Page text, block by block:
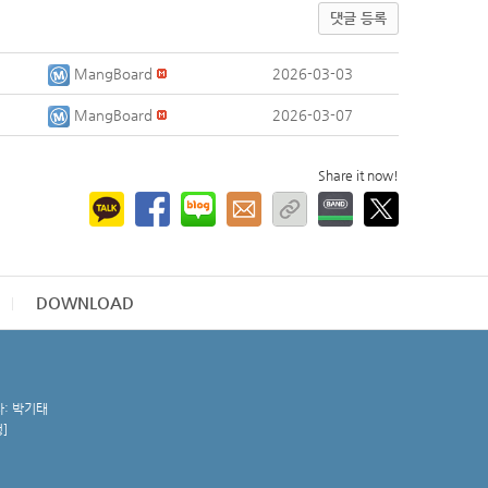
댓글 등록
MangBoard 2026-03-03
MangBoard 2026-03-07
Share it now!
DOWNLOAD
박기태
]